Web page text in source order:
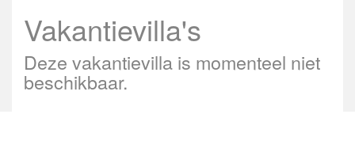
Vakantievilla's
Deze vakantievilla is momenteel niet
beschikbaar.